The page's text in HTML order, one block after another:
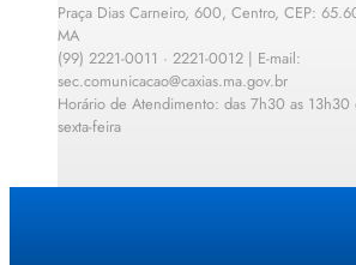
Praça Dias Carneiro, 600, Centro, CEP:
MA
(99) 2221-0011 · 2221-0012 | E-mail:
sec.comunicacao@caxias.ma.gov.br
Horário de Atendimento: das 7h30 as 13h30
sexta-feira